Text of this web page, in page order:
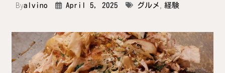
Byalvino April 5, 2025 グルメ , 経験